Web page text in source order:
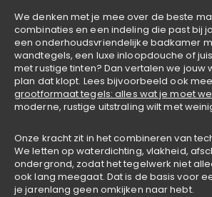
We denken met je mee over de beste
combinaties en een indeling die past bij
een onderhoudsvriendelijke badkamer
wandtegels, een luxe inloopdouche of
met rustige tinten? Dan vertalen we jouw
plan dat klopt. Lees bijvoorbeeld ook
grootformaat tegels: alles wat je moet
moderne, rustige uitstraling wilt met
Onze kracht zit in het combineren van
We letten op waterdichting, vlakheid,
ondergrond, zodat het tegelwerk niet
ook lang meegaat. Dat is de basis voor
je jarenlang geen omkijken naar hebt.